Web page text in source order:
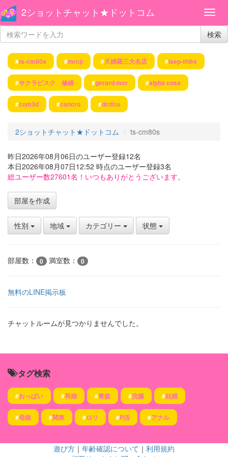
2ショットチャット★ドットコム
検索
#ts-cm80s #mrcp #天婦羅三大名店 #isep-thiès
#サクラビスク 修繕 #gerard mcr #alpha cosa
#com3d #cancro #dctfcu
2ショットチャット★ドットコム ts-cm80s
昨日2026年08月06日のユーザー登録12名
本日2026年08月07日12:52 時点のユーザー登録3名
総ユーザー数27601名！いつもありがとうございます。
部屋を作成
性別 地域 カテゴリー 状態
部屋数： 0 満室数： 0
無料のLINE掲示板
チャットルームが見つかりませんでした。
タグ検索
#おっぱい #再婚 #青森 #浣腸 #妊婦
#母娘 #関東 #ロリ #P活 #アナル
遊び方 ｜ 年齢確認について ｜ 利用規約